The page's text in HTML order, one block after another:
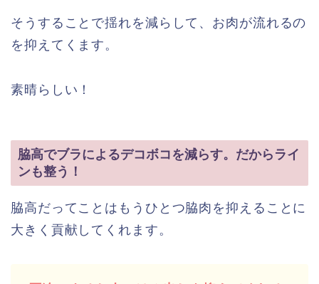
そうすることで揺れを減らして、お肉が流れるの
を抑えてくます。
素晴らしい！
脇高でブラによるデコボコを減らす。だからライ
ンも整う！
脇高だってことはもうひとつ脇肉を抑えることに
大きく貢献してくれます。